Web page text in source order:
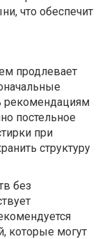
что обеспечит
продлевает
рекомендациям
постельное
при
структуру
без
которые могут